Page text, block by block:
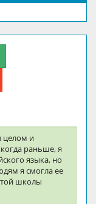
целом и
раньше, я
языка, но
я смогла ее
школы